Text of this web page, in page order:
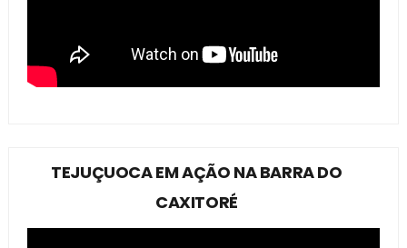
TEJUÇUOCA EM AÇÃO NA BARRA DO
CAXITORÉ